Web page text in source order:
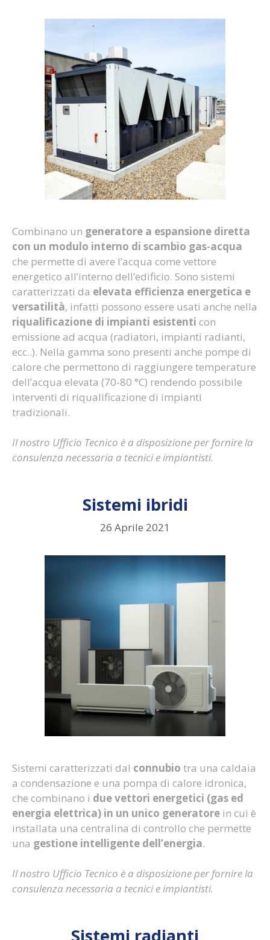
Combinano un generatore a espansione diretta
con un modulo interno di scambio gas-acqua
che permette di avere l’acqua come vettore
energetico all’interno dell’edificio. Sono sistemi
caratterizzati da elevata efficienza energetica e
versatilità, infatti possono essere usati anche nella
riqualificazione di impianti esistenti con
emissione ad acqua (radiatori, impianti radianti,
ecc..). Nella gamma sono presenti anche pompe di
calore che permettono di raggiungere temperature
dell’acqua elevata (70-80 °C) rendendo possibile
interventi di riqualificazione di impianti
tradizionali.
Il nostro Ufficio Tecnico è a disposizione per fornire la
consulenza necessaria a tecnici e impiantisti.
Sistemi ibridi
26 Aprile 2021
Sistemi caratterizzati dal connubio tra una caldaia
a condensazione e una pompa di calore idronica,
che combinano i due vettori energetici (gas ed
energia elettrica) in un unico generatore in cui è
installata una centralina di controllo che permette
una gestione intelligente dell’energia.
Il nostro Ufficio Tecnico è a disposizione per fornire la
consulenza necessaria a tecnici e impiantisti.